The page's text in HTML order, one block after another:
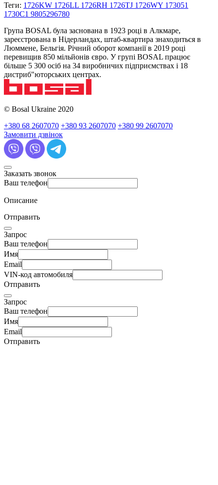
Теги: 1726KW 1726LL 1726RH 1726TJ 1726WY 173051
1730C1 9805296780
Група BOSAL була заснована в 1923 році в Алкмаре,
зареєстрована в Нідерландах, штаб-квартира знаходиться в
Люммене, Бельгія. Річний оборот компанії в 2019 році
перевищив 850 мільйонів євро. У групі BOSAL працює
більше 5 300 осіб на 34 виробничих підприємствах і 18
дистриб"юторських центрах.
© Bosal Ukraine 2020
+380 68 2607070 +380 93 2607070 +380 99 2607070
Замовити дзвінок
Заказать звонок
Ваш телефон
Описание
Отправить
Запрос
Ваш телефон
Имя
Email
VIN-код автомобиля
Отправить
Запрос
Ваш телефон
Имя
Email
Отправить